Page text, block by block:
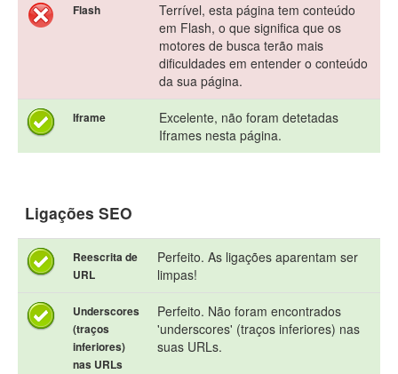
Flash
Terrível, esta página tem conteúdo
em Flash, o que significa que os
motores de busca terão mais
dificuldades em entender o conteúdo
da sua página.
Iframe
Excelente, não foram detetadas
Iframes nesta página.
Ligações SEO
Reescrita de
URL
Perfeito. As ligações aparentam ser
limpas!
Underscores
(traços
inferiores)
nas URLs
Perfeito. Não foram encontrados
'underscores' (traços inferiores) nas
suas URLs.